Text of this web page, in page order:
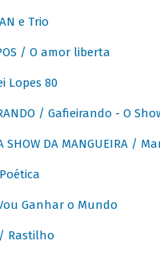
e Trio
/ O amor liberta
Lopes 80
/ Gafieirando - O
SHOW DA MANGUEIRA /
Ganhar o Mundo
/ Rastilho